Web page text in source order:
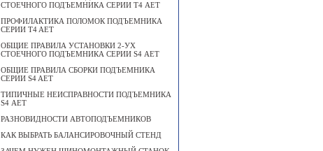
СТОЕЧНОГО ПОДЪЕМНИКА СЕРИИ Т4 АЕТ
ПРОФИЛАКТИКА ПОЛОМОК ПОДЪЕМНИКА
СЕРИИ T4 AET
ОБЩИЕ ПРАВИЛА УСТАНОВКИ 2-УХ
СТОЕЧНОГО ПОДЪЕМНИКА СЕРИИ S4 АЕТ
ОБЩИЕ ПРАВИЛА СБОРКИ ПОДЪЕМНИКА
СЕРИИ S4 AET
ТИПИЧНЫЕ НЕИСПРАВНОСТИ ПОДЪЕМНИКА
S4 АЕТ
РАЗНОВИДНОСТИ АВТОПОДЪЕМНИКОВ
КАК ВЫБРАТЬ БАЛАНСИРОВОЧНЫЙ СТЕНД